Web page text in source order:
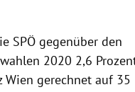
SPÖ gegenüber den
2020 2,6
Wien gerechnet auf 35